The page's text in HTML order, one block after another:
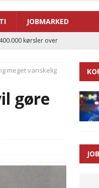
JOBMARKED
kørsler over
sted i 2025
kompleks
meget vanskelig
gøre